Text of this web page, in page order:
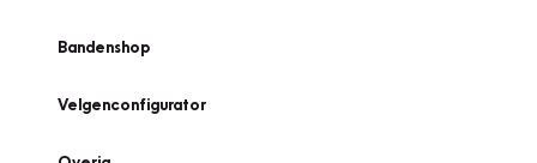
Bandenshop
Velgenconfigurator